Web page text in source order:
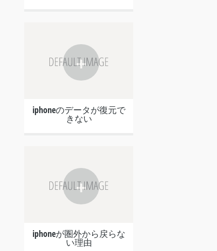
+
iphoneのデータが復元で
きない
+
iphoneが圏外から戻らな
い理由